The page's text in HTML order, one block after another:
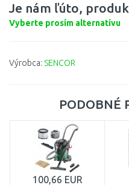
Je nám ľúto,
Vyberte prosím alternatívu
Výrobca: SENCOR
PODOBNÉ
100,66 EUR